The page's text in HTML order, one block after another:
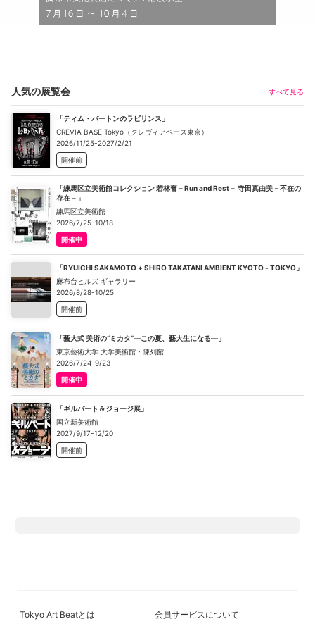
人気の展覧会 すべて見る
「ティム・バートンのラビリンス」
CREVIA BASE Tokyo（クレヴィアベース東京）
2026/11/25-2027/2/21
開催前
「練馬区立美術館コレクション 若林奮－Run and Rest－ 寺田真由美－不在の
存在－」
練馬区立美術館
2026/7/25-10/18
開催中
「RYUICHI SAKAMOTO + SHIRO TAKATANI AMBIENT KYOTO - TOKYO」
麻布台ヒルズ ギャラリー
2026/8/28-10/25
開催前
「藝大式 美術の“ミカタ”―この夏、藝大生になる―」
東京藝術大学 大学美術館・陳列館
2026/7/24-9/23
開催中
「ギルバート＆ジョージ展」
国立新美術館
2027/9/17-12/20
開催前
Tokyo Art Beatとは 会員サービスについて